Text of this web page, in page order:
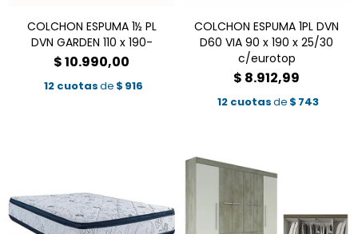
COLCHON ESPUMA 1½ PL
DVN GARDEN 110 x 190-
$10.990,00
12 cuotasde $ 916
COLCHON ESPUMA 1PL DVN
D60 VIA 90 x 190 x 25/30
c/eurotop
$ 8.912,99
12 cuotasde $ 743